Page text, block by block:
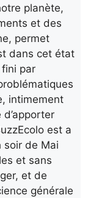
planète,
et des
permet
dans cet état
fini par
intimement
d’apporter
est a
soir de Mai
et sans
et de
générale